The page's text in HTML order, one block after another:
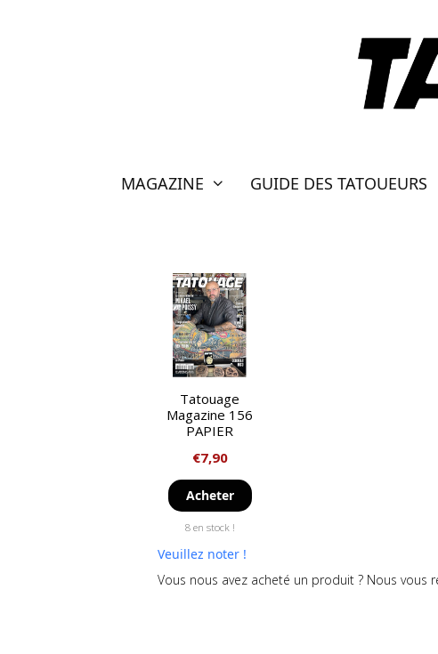
MAGAZINE GUIDE DES TATOUEURS
Tatouage
Magazine 156
PAPIER
€7,90
Acheter
8 en stock !
Veuillez noter !
Vous nous avez acheté un produit ? Nous